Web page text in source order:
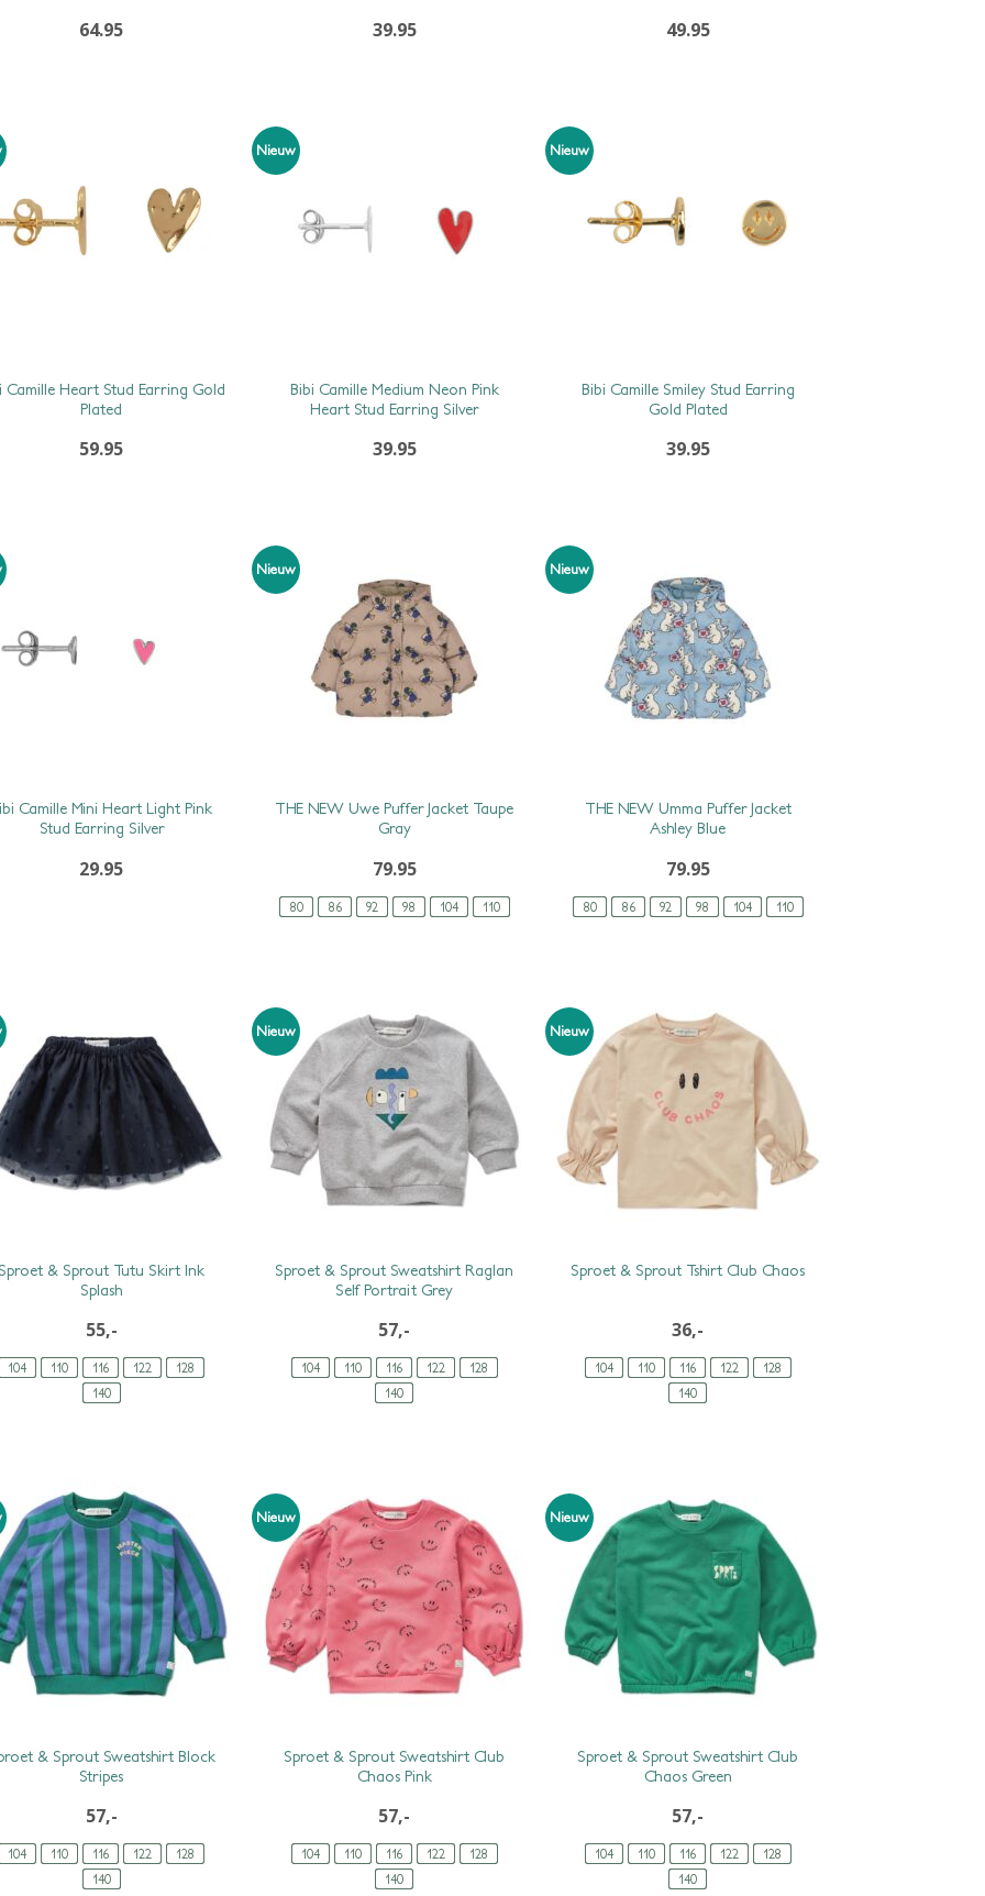
64.95 39.95 49.95
Camille Heart Stud Earring Gold
Plated
59.95
Nieuw
Bibi Camille Medium Neon Pink
Heart Stud Earring Silver
39.95
Nieuw
Bibi Camille Smiley Stud Earring
Gold Plated
39.95
Camille Mini Heart Light Pink
Stud Earring Silver
29.95
Nieuw
80 86 92 98 104 110
THE NEW Uwe Puffer Jacket Taupe
Gray
79.95
Nieuw
80 86 92 98 104 110
THE NEW Umma Puffer Jacket
Ashley Blue
79.95
104 110 116 122
128
140
& Sprout Tutu Skirt Ink
Splash
55,-
Nieuw
104 110 116 122
128
140
Sproet & Sprout Sweatshirt Raglan
Self Portrait Grey
57,-
Nieuw
104 110 116 122
128
140
Sproet & Sprout Tshirt Club Chaos
36,-
104 110 116 122
128
140
& Sprout Sweatshirt Block
Stripes
57,-
Nieuw
104 110 116 122
128
140
Sproet & Sprout Sweatshirt Club
Chaos Pink
57,-
Nieuw
104 110 116 122
128
140
Sproet & Sprout Sweatshirt Club
Chaos Green
57,-